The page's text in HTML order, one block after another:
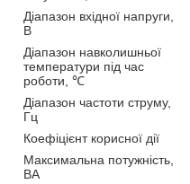
Діапазон вхідної напруги,
В
Діапазон навколишньої
температури під час
роботи, ℃
Діапазон частоти струму,
Гц
Коефіцієнт корисної дії
Максимальна потужність,
ВА